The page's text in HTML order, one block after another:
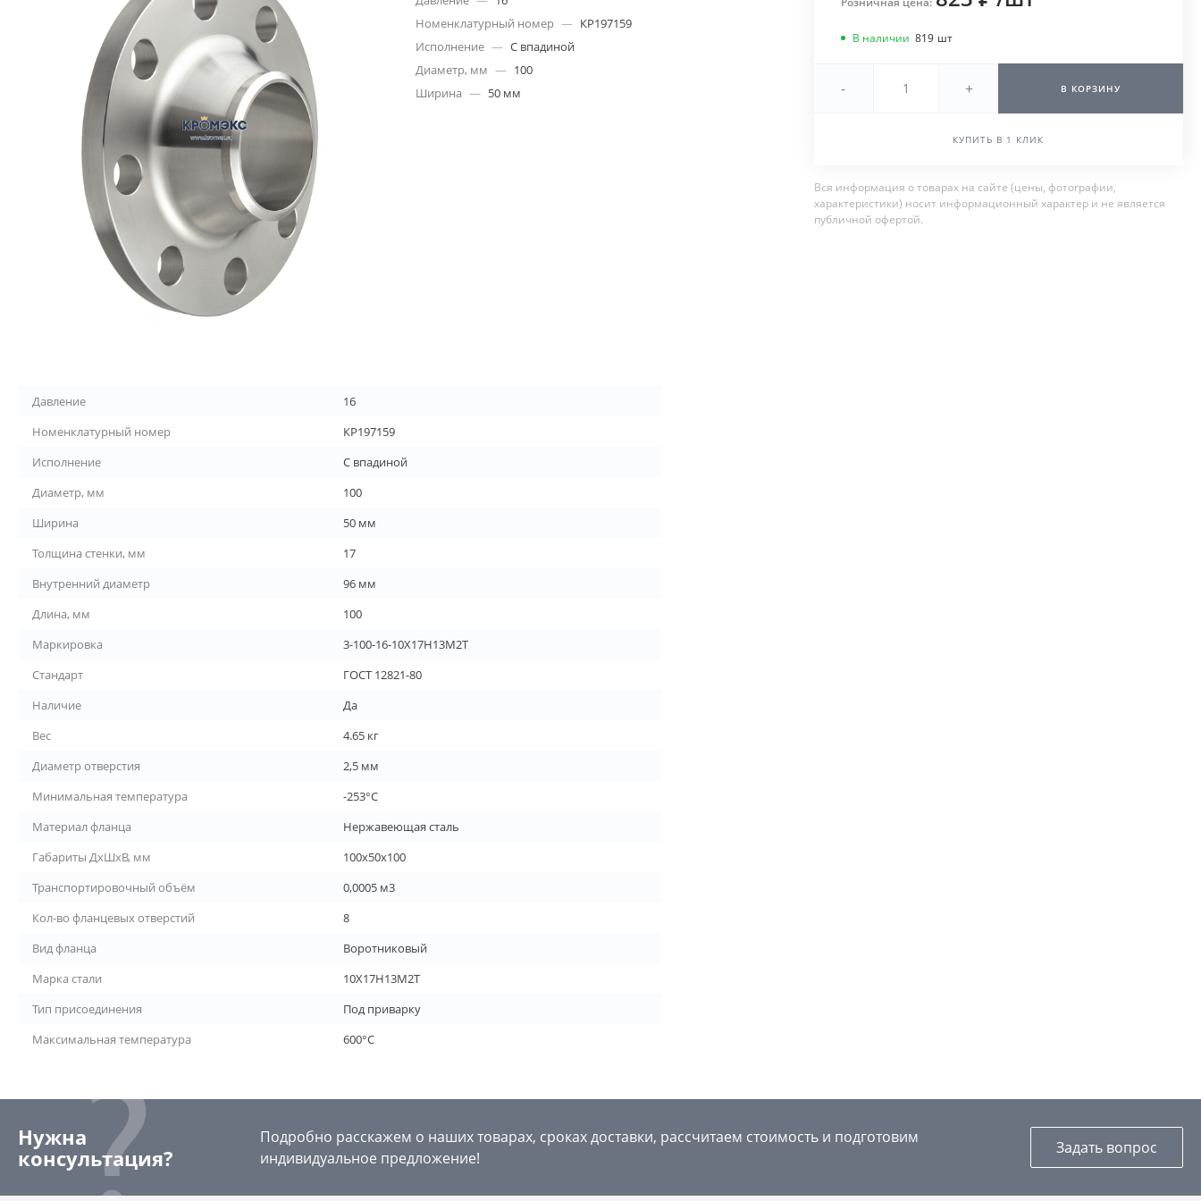
Номенклатурный номер — КР197159
Исполнение — С впадиной
Диаметр, мм — 100
Ширина — 50 мм
В наличии 819 шт
- + В КОРЗИНУ
КУПИТЬ В 1 КЛИК
Вся информация о товарах на сайте (цены, фотографии,
характеристики) носит информационный характер и не является
публичной офертой.
Давление
16
Номенклатурный номер
КР197159
Исполнение
С впадиной
Диаметр, мм
100
Ширина
50 мм
Толщина стенки, мм
17
Внутренний диаметр
96 мм
Длина, мм
100
Маркировка
3-100-16-10Х17Н13М2Т
Стандарт
ГОСТ 12821-80
Наличие
Да
Вес
4.65 кг
Диаметр отверстия
2,5 мм
Минимальная температура
-253°С
Материал фланца
Нержавеющая сталь
Габариты ДхШхВ, мм
100х50х100
Транспортировочный объём
0,0005 м3
Кол-во фланцевых отверстий
8
Вид фланца
Воротниковый
Марка стали
10Х17Н13М2Т
Тип присоединения
Под приварку
Максимальная температура
600°С
Нужна
консультация?
Подробно расскажем о наших товарах, сроках доставки, рассчитаем стоимость и подготовим
индивидуальное предложение!
Задать вопрос